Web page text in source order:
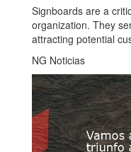
Signboards are a
organization. They
attracting potential
NG Noticias